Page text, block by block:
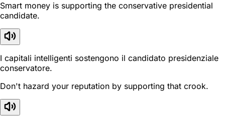
Smart money is supporting the conservative presidential
candidate.
I capitali intelligenti sostengono il candidato presidenziale
conservatore.
Don't hazard your reputation by supporting that crook.